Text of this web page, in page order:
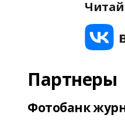
Партнеры
Фотобанк